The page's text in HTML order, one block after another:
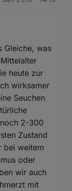
Gleiche, was
heute zur
wirksamer
Seuchen
2-300
Zustand
bei weitem
oder
wir auch
mit